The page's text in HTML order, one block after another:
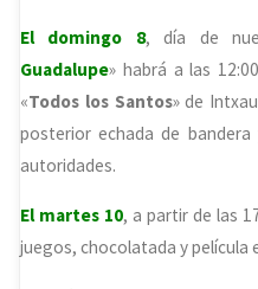
El domingo 8, día de
Guadalupe» habrá a las
«Todos los Santos» de
posterior echada de
autoridades.
El martes 10, a partir de las
juegos, chocolatada y película